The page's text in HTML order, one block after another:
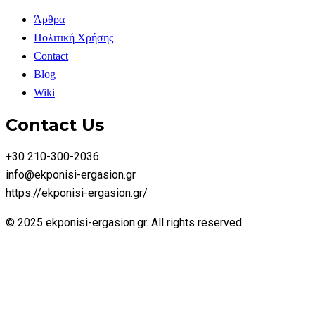
Άρθρα
Πολιτική Χρήσης
Contact
Blog
Wiki
Contact Us
+30 210-300-2036
info@ekponisi-ergasion.gr
https://ekponisi-ergasion.gr/
© 2025 ekponisi-ergasion.gr. All rights reserved.